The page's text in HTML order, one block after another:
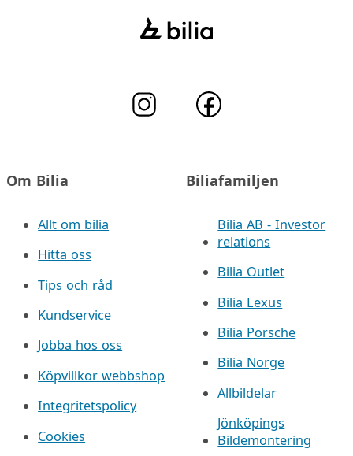
Om Bilia
Allt om bilia
Hitta oss
Tips och råd
Kundservice
Jobba hos oss
Köpvillkor webbshop
Integritetspolicy
Cookies
Biliafamiljen
Bilia AB - Investor
relations
Bilia Outlet
Bilia Lexus
Bilia Porsche
Bilia Norge
Allbildelar
Jönköpings
Bildemontering